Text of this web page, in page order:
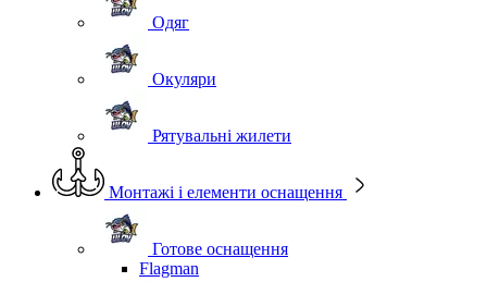
Одяг
Окуляри
Рятувальні жилети
Монтажі і елементи оснащення
Готове оснащення
Flagman